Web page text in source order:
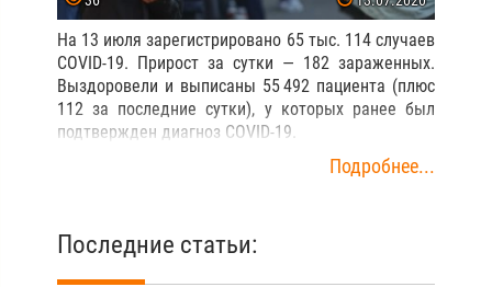
06.07.2020
На 6 июля в Беларуси зарегистрированы 63 тыс.
804 случая COVID-19. Прирост за сутки — 250
случаев. Выздоровели и выписаны 51 120
19.